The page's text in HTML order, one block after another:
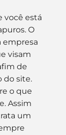
você está
O
empresa
visam
de
do site.
o que
Assim
um